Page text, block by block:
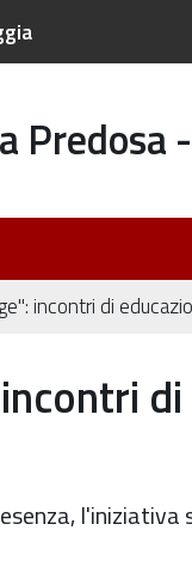
incontri di
l'iniziativa